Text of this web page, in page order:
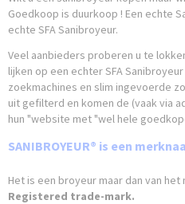
Goedkoop is duurkoop ! Een echte
echte SFA Sanibroyeur.
Veel aanbieders proberen u te
lijken op een echter SFA
zoekmachines en slim ingevoerde
uit gefilterd en komen de (vaak via
hun "website met "wel hele
SANIBROYEUR® is een
Het is een broyeur maar dan van het
Registered trade-mark.